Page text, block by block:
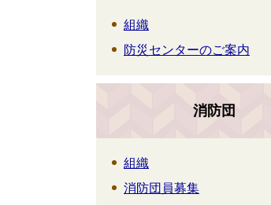
組織
防災センターのご案内
消防団
組織
消防団員募集